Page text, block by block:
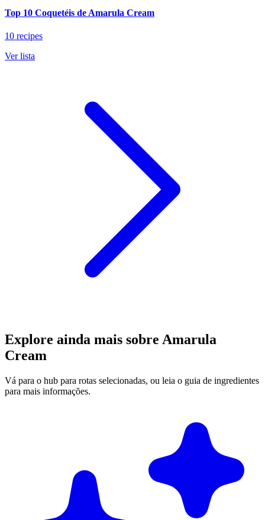
Top 10 Coquetéis de Amarula Cream
10 recipes
Ver lista
Explore ainda mais sobre Amarula
Cream
Vá para o hub para rotas selecionadas, ou leia o guia de ingredientes
para mais informações.